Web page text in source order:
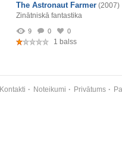
The Astronaut Farmer (2007)
Zinātniskā fantastika
9 0 0
1 balss
Kontakti Noteikumi Privātums